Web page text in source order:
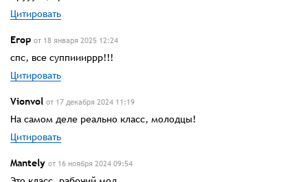
Цитировать
Егор от 18 января 2025 12:24
спс, все суппиииррр!!!
Цитировать
Vionvol от 17 декабря 2024 11:19
На самом деле реально класс, молодцы!
Цитировать
Mantelу от 16 ноября 2024 09:54